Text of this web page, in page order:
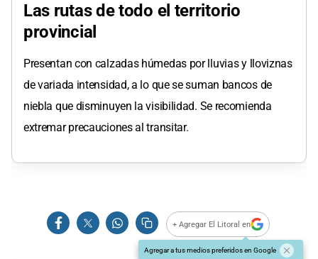
Las rutas de todo el territorio
provincial
Presentan con calzadas húmedas por lluvias y lloviznas
de variada intensidad, a lo que se suman bancos de
niebla que disminuyen la visibilidad. Se recomienda
extremar precauciones al transitar.
+ Agregar El Litoral en
Agregar a tus medios preferidos en Google